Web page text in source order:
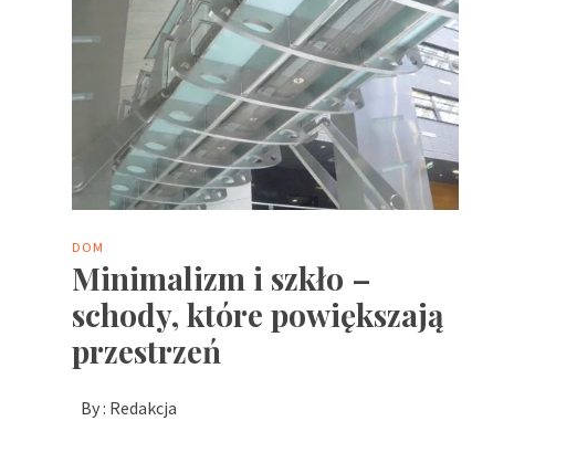
DOM
Minimalizm i szkło –
schody, które powiększają
przestrzeń
By : Redakcja